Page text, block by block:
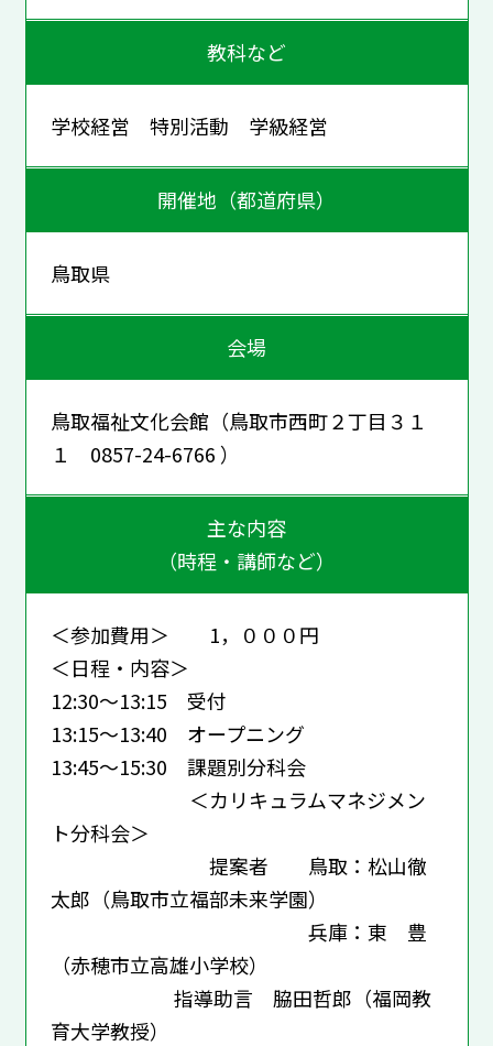
教科など
学校経営 特別活動 学級経営
開催地（都道府県）
鳥取県
会場
鳥取福祉文化会館（鳥取市西町２丁目３１
１ 0857-24-6766 ）
主な内容
（時程・講師など）
＜参加費用＞ 1，０００円
＜日程・内容＞
12:30～13:15 受付
13:15～13:40 オープニング
13:45～15:30 課題別分科会
＜カリキュラムマネジメン
ト分科会＞
提案者 鳥取：松山徹
太郎（鳥取市立福部未来学園）
兵庫：東 豊
（赤穂市立高雄小学校）
指導助言 脇田哲郎（福岡教
育大学教授）